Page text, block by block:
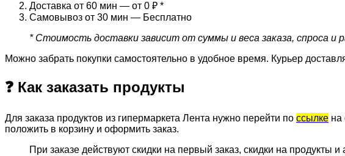
Доставка от 60 мин — от 0 ₽ *
Самовывоз от 30 мин — Бесплатно
* Стоимость доставки зависит от суммы и веса заказа, спроса и
Можно забрать покупки самостоятельно в удобное время. Курьер
❓ Как заказать продукты
Для заказа продуктов из гипермаркета Лента нужно перейти по ссылке на
положить в корзину и оформить заказ.
При заказе действуют скидки на первый заказ, скидки на продукты и